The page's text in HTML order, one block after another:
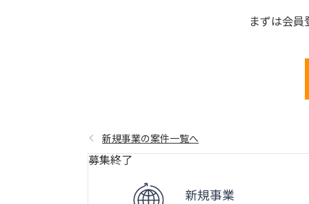
まずは会員
新規事業の案件一覧へ
募集終了
新規事業